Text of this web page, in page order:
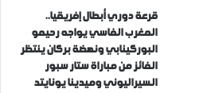
قرعة دوري أبطال إفريقيا..
المغرب الفاسي يواجه رحيمو
البوركينابي ونهضة بركان ينتظر
الفائز من مباراة ستار سبور
السيراليوني وميدينا يونايتد